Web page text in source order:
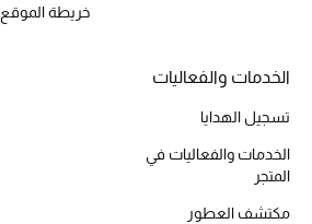
الموسم الجديد
ركن أناقة المنتجعات
خريطة الموقع
الخدمات والفعاليات
تسجيل الهدايا
الخدمات والفعاليات في
المتجر
مكتشف العطور